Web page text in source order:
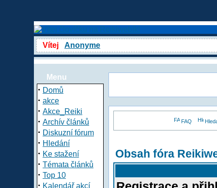
Vítej Anonyme
Menu
· Domů
· akce
· Akce_Reiki
· Archív článků
· Diskuzní fórum
· Hledání
· Ke stažení
· Témata článků
· Top 10
· Kalendář akcí
FAQ
Obsah fóra